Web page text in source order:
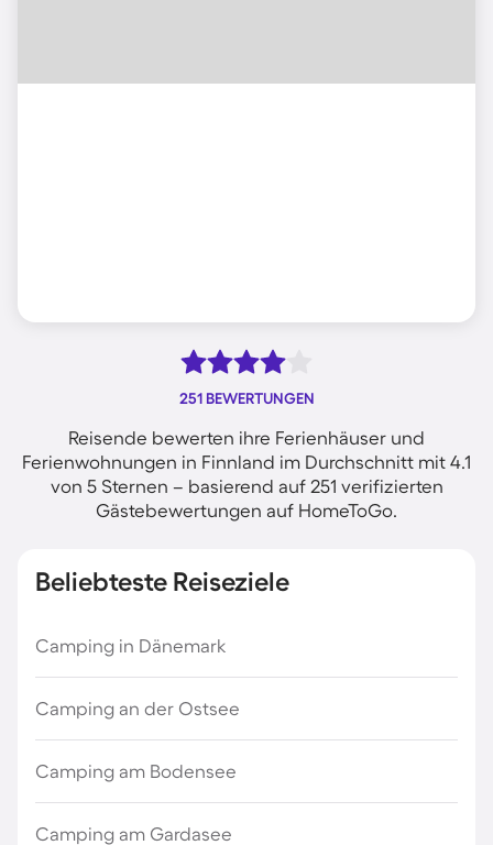
251 BEWERTUNGEN
Reisende bewerten ihre Ferienhäuser und
Ferienwohnungen in Finnland im Durchschnitt mit 4.1
von 5 Sternen – basierend auf 251 verifizierten
Gästebewertungen auf HomeToGo.
Beliebteste Reiseziele
Camping in Dänemark
Camping an der Ostsee
Camping am Bodensee
Camping am Gardasee